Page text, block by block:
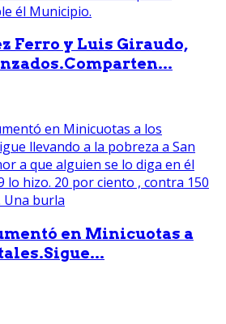
Ferro y Luis Giraudo,
en Minicuotas a